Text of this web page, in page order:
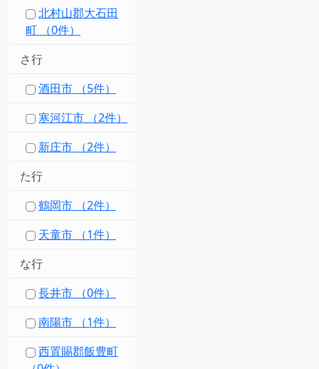
北村山郡大石田
町 （0件）
さ行
酒田市 （5件）
寒河江市 （2件）
新庄市 （2件）
た行
鶴岡市 （2件）
天童市 （1件）
な行
長井市 （0件）
南陽市 （1件）
西置賜郡飯豊町